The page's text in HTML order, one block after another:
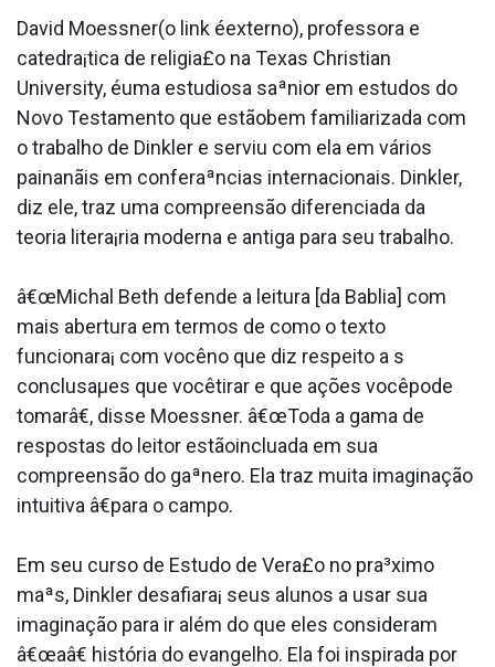
David Moessner(o link éexterno), professora e
catedra¡tica de religia£o na Texas Christian
University, éuma estudiosa saªnior em estudos do
Novo Testamento que estãobem familiarizada com
o trabalho de Dinkler e serviu com ela em vários
painanãis em conferaªncias internacionais. Dinkler,
diz ele, traz uma compreensão diferenciada da
teoria litera¡ria moderna e antiga para seu trabalho.
â€œMichal Beth defende a leitura [da Ba­blia] com
mais abertura em termos de como o texto
funcionara¡ com vocêno que diz respeito a s
conclusaµes que vocêtirar e que ações vocêpode
tomarâ€, disse Moessner. â€œToda a gama de
respostas do leitor estãoinclua­da em sua
compreensão do gaªnero. Ela traz muita imaginação
intuitiva â€para o campo.
Em seu curso de Estudo de Vera£o no pra³ximo
maªs, Dinkler desafiara¡ seus alunos a usar sua
imaginação para ir além do que eles consideram
â€œaâ€ história do evangelho. Ela foi inspirada por